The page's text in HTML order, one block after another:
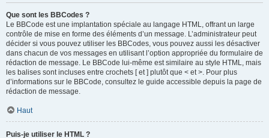
Que sont les BBCodes ?
Le BBCode est une implantation spéciale au langage HTML, offrant un large
contrôle de mise en forme des éléments d’un message. L’administrateur peut
décider si vous pouvez utiliser les BBCodes, vous pouvez aussi les désactiver
dans chacun de vos messages en utilisant l’option appropriée du formulaire de
rédaction de message. Le BBCode lui-même est similaire au style HTML, mais
les balises sont incluses entre crochets [ et ] plutôt que < et >. Pour plus
d’informations sur le BBCode, consultez le guide accessible depuis la page de
rédaction de message.
Haut
Puis-je utiliser le HTML ?